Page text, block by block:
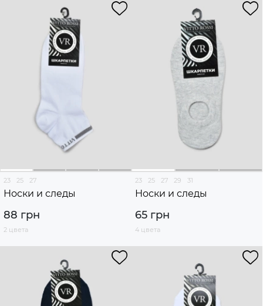
23 25 27
Носки и следы
88 грн
2 цвета
23 25 27 29 31
Носки и следы
65 грн
4 цвета